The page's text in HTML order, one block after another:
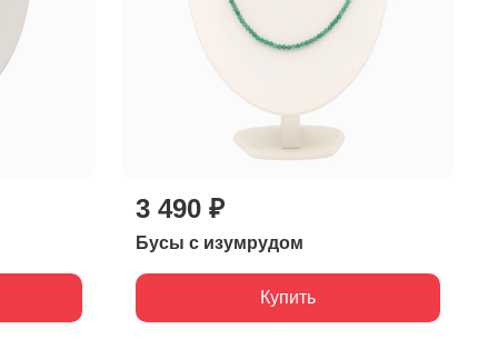
3 490 ₽
Бусы с изумрудом
Купить